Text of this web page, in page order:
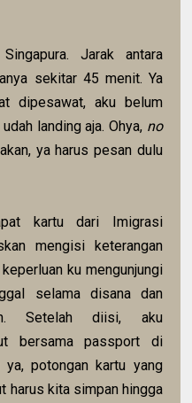
Jarak antara
sekitar 45 menit. Ya
dipesawat, aku belum
landing aja. Ohya, no
ya harus pesan dulu
kartu dari Imigrasi
mengisi keterangan
ku mengunjungi
selama disana dan
Setelah diisi, aku
bersama passport di
potongan kartu yang
harus kita simpan hingga